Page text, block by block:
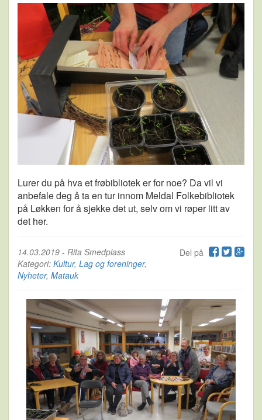
Lurer du på hva et frøbibliotek er for noe? Da vil vi
anbefale deg å ta en tur innom Meldal Folkebibliotek
på Løkken for å sjekke det ut, selv om vi røper litt av
det her.
Del på
14.03.2019 - Rita Smedplass
Kategori: Kultur, Lag og foreninger,
Nyheter, Matauk